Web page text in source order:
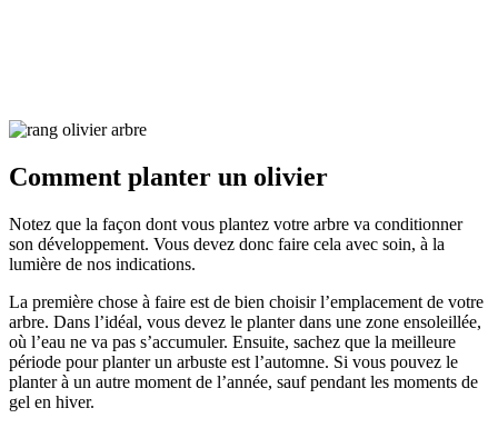
Comment planter un olivier
Notez que la façon dont vous plantez votre arbre va conditionner
son développement. Vous devez donc faire cela avec soin, à la
lumière de nos indications.
La première chose à faire est de bien choisir l’emplacement de votre
arbre. Dans l’idéal, vous devez le planter dans une zone ensoleillée,
où l’eau ne va pas s’accumuler. Ensuite, sachez que la meilleure
période pour planter un arbuste est l’automne. Si vous pouvez le
planter à un autre moment de l’année, sauf pendant les moments de
gel en hiver.